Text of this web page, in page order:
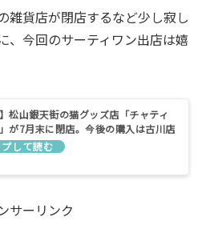
雑貨店が閉店するなど少し寂し
、今回のサーティワン出店は嬉
】松山銀天街の猫グッズ店「チャティ
が7月末に閉店。今後の購入は古川店
サーリンク